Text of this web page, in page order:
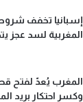
إسبانيا تخفف
المغربية لسد عجز يتجاوز 20
المغرب يُعدّ لفتح
وكسر احتكار بريد